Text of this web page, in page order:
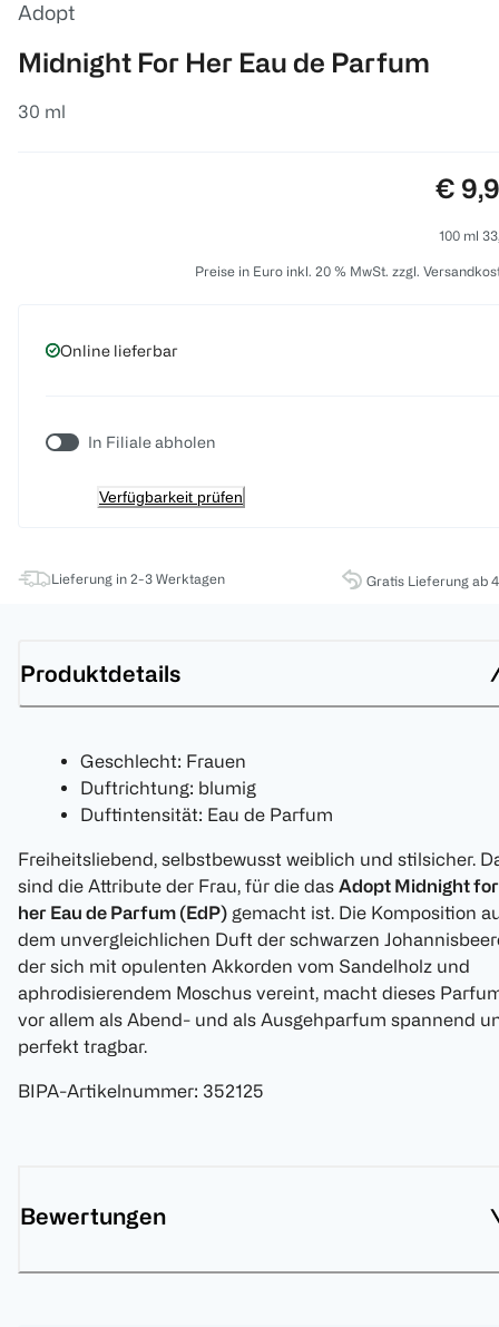
Adopt
Midnight For Her Eau de Parfum
30 ml
€
100 ml
Preise in Euro inkl. 20 % MwSt. zzgl.
Online lieferbar
In Filiale abholen
Verfügbarkeit prüfen
Lieferung in 2-3 Werktagen Gratis Lieferung ab
Produktdetails
Geschlecht: Frauen
Duftrichtung: blumig
Duftintensität: Eau de Parfum
Freiheitsliebend, selbstbewusst weiblich und stilsicher.
sind die Attribute der Frau, für die das Adopt Midnight for
her Eau de Parfum (EdP) gemacht ist. Die Komposition
dem unvergleichlichen Duft der schwarzen
der sich mit opulenten Akkorden vom Sandelholz und
aphrodisierendem Moschus vereint, macht dieses
vor allem als Abend- und als Ausgehparfum spannend
perfekt tragbar.
BIPA-Artikelnummer: 352125
Bewertungen